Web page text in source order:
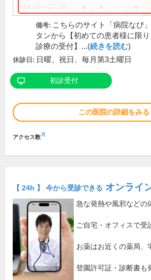
備考: こちらのサイト「病院なび
タンから【初めての患者様に限
診療の受付】...(続きを読む)
休診日: 日曜、祝日、毎月第3土曜日
初診受付
この医院の詳細をみる
アクセス数※
【 24h 】 今から受診できる オンライ
急な発熱や風邪などの
ご自宅・オフィスで受
お薬はお近くの薬局、
登園許可証・診断書も